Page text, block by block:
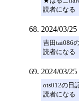
読者になる
2024/03/
吉田tai086
読者になる
2024/03/
ots012の日
読者になる